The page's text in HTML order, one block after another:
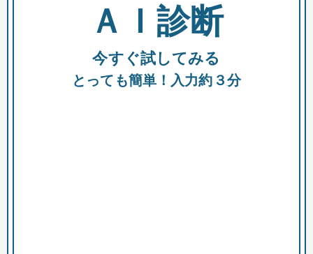
全国の検索結果を含めて表示
助成金 融資 出資
ＡＩ診断
今すぐ試してみる
とっても簡単！入力約３分